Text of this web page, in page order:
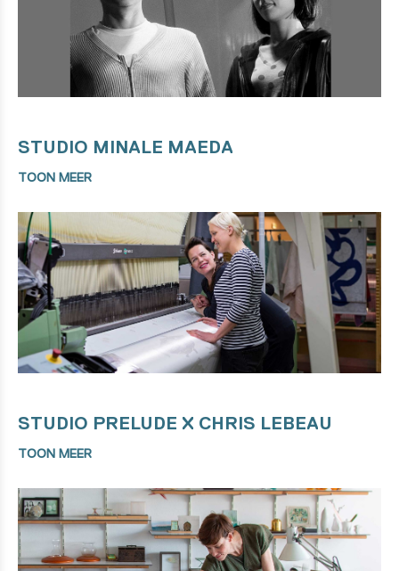
STUDIO MINALE MAEDA
TOON MEER
STUDIO PRELUDE X CHRIS LEBEAU
TOON MEER